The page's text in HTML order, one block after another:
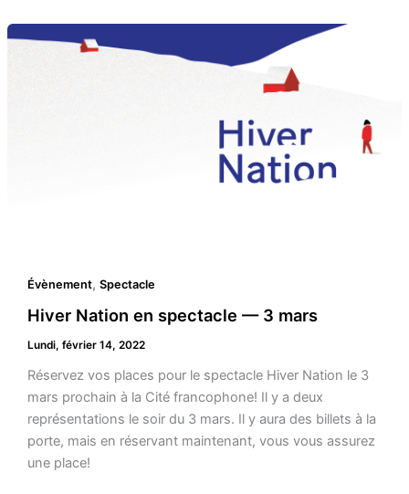
Évènement, Spectacle
Hiver Nation en spectacle — 3 mars
Lundi, février 14, 2022
Réservez vos places pour le spectacle Hiver Nation le 3
mars prochain à la Cité francophone! Il y a deux
représentations le soir du 3 mars. Il y aura des billets à la
porte, mais en réservant maintenant, vous vous assurez
une place!